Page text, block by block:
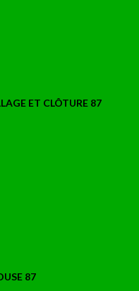
ET CLÔTURE 87
87